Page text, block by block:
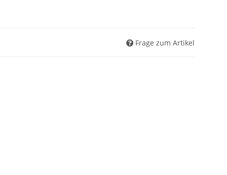
Frage zum Artikel